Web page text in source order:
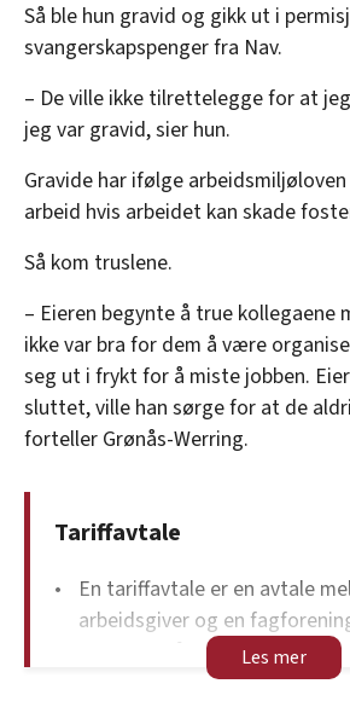
Så ble hun gravid og gikk ut i
svangerskapspenger fra Nav.
– De ville ikke tilrettelegge for at
jeg var gravid, sier hun.
Gravide har ifølge
arbeid hvis arbeidet kan skade
Så kom truslene.
– Eieren begynte å true kollegaene
ikke var bra for dem å være
seg ut i frykt for å miste jobben.
sluttet, ville han sørge for at de
forteller Grønås-Werring.
Tariffavtale
En tariffavtale er en avtale
arbeidsgiver og en
arbeidsvilkår. Den kan for
bestemmelser om